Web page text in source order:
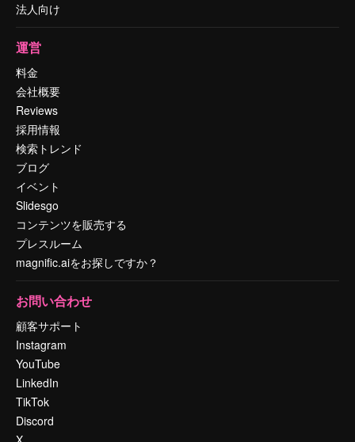
法人向け
運営
料金
会社概要
Reviews
採用情報
検索トレンド
ブログ
イベント
Slidesgo
コンテンツを販売する
プレスルーム
magnific.aiをお探しですか？
お問い合わせ
顧客サポート
Instagram
YouTube
LinkedIn
TikTok
Discord